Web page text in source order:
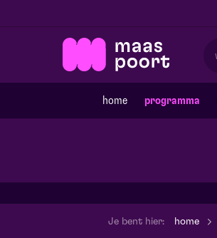
home programma
Je bent hier: home